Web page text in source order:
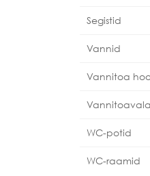
Segistid
Vannid
Vannitoa
WC-potid
WC-raamid